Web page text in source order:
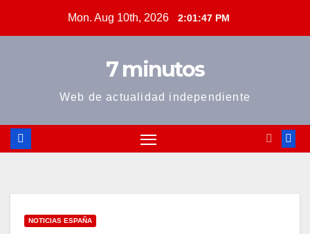
Mon. Aug 10th, 2026 2:01:47 PM
7 minutos
Web de actualidad independiente
NOTICIAS ESPAÑA